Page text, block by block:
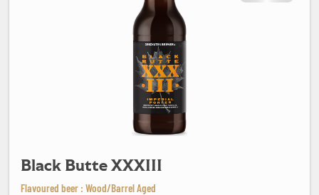
Black Butte XXXIII
Flavoured beer : Wood/Barrel Aged